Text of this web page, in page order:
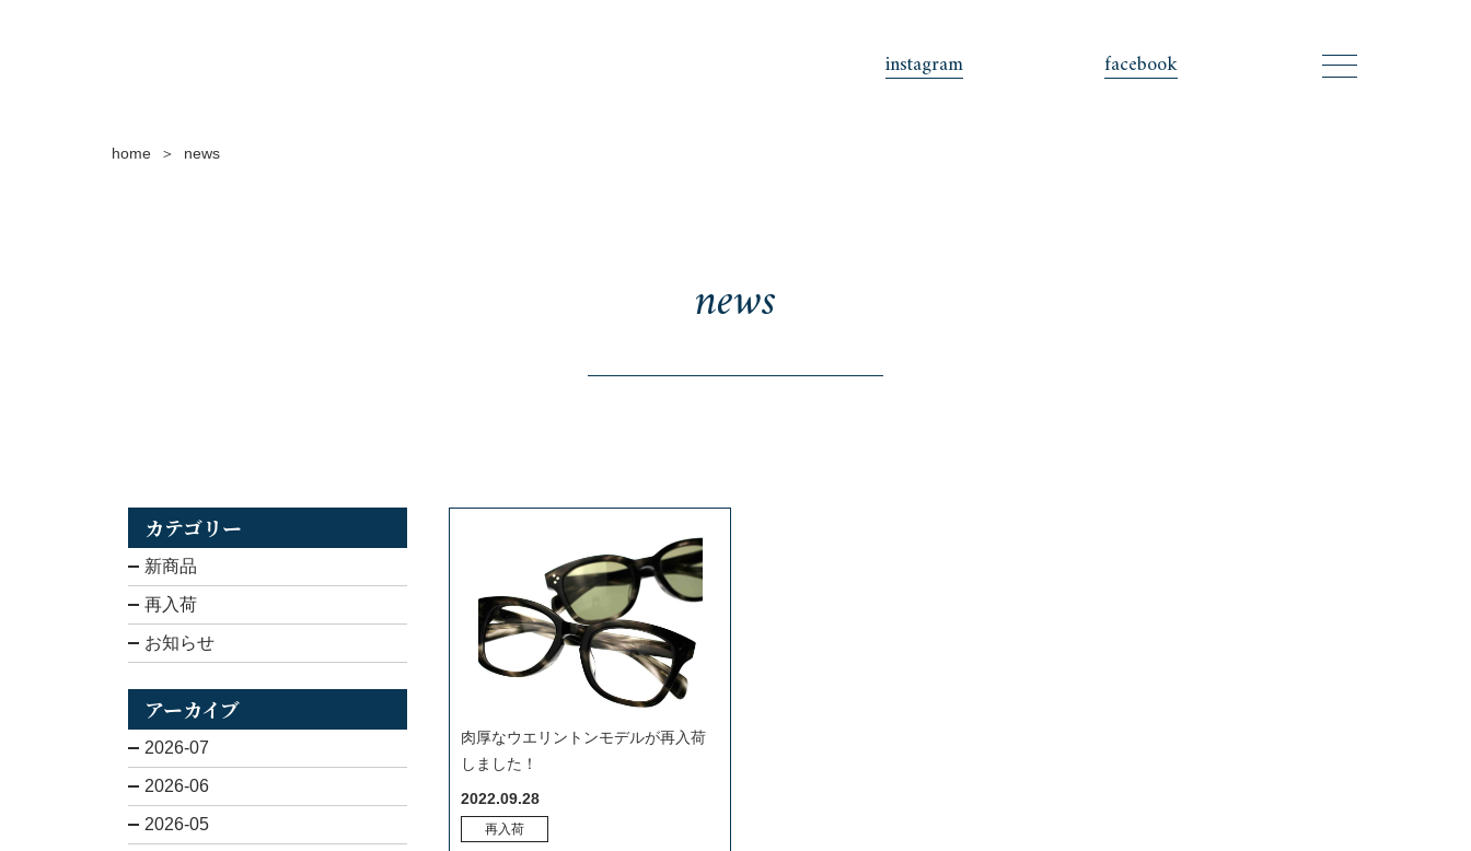
instagram facebook
home ＞ news
news
カテゴリー
新商品
再入荷
お知らせ
アーカイブ
2026-07
2026-06
2026-05
肉厚なウエリントンモデルが再入荷
しました！
2022.09.28
再入荷